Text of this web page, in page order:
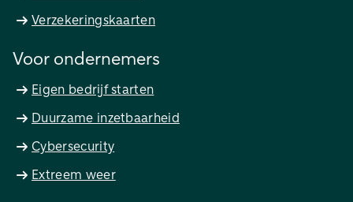
Verzekeringskaarten
Voor ondernemers
Eigen bedrijf starten
Duurzame inzetbaarheid
Cybersecurity
Extreem weer